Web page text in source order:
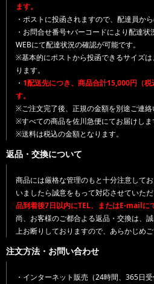
ます。
・ポストに投函されますので、配達員か
・お問合せ番号+バーコードにより配達状
WEBにて配達状況の確認が可能です。
※基本的にポストから投函できるサイズ
ります。
・ 1配送先につき、商品合計15,000円（
す。
※ご注文完了後、正規の金額を別途ご連絡
※すべての商品を佐川急便にてお届けしま
※送料は税込の金額となります。
返品・交換について
商品には厳格な管理のもと十分注意して
いましたら誠意をもって対応させていただ
品到着後7日以内にTEL、またはE-mailに
尚、お客様のご都合よる返品・交換は、
上お断りしておりますので、あらかじめご
注文方法・お問い合わせ
・インターネット販売（24時間、365日受